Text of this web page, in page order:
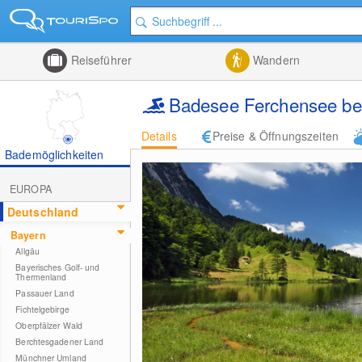
Reiseführer Wandern
Badesee Ferchensee
Details Preise & Öffnungszeiten
Bademöglichkeiten
EUROPA
Deutschland
Bayern
Allgäu
Bayerisches Golf- und
Thermenland
Passauer Land
Fichtelgebirge
Oberpfälzer Wald
Berchtesgadener Land
Münchner Umland